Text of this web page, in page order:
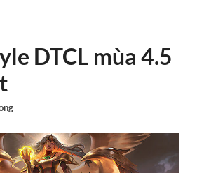
DTCL mùa 4.5